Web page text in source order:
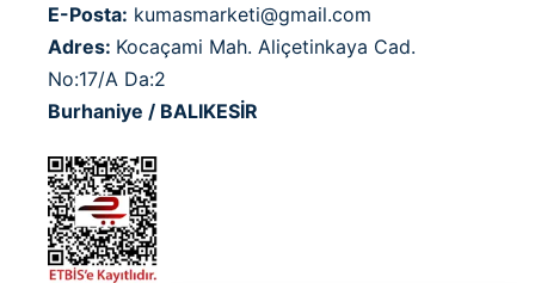
E-Posta: kumasmarketi@gmail.com
Adres: Kocaçami Mah. Aliçetinkaya Cad.
No:17/A Da:2
Burhaniye / BALIKESİR